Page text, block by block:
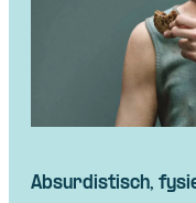
Absurdistisch,